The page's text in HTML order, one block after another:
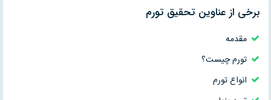
برخی از عناوین تحقیق تورم
مقدمه
تورم چيست؟
انواع تورم